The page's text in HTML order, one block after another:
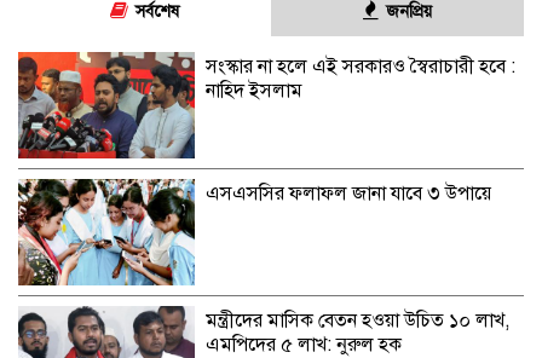
সর্বশেষ জনপ্রিয়
সংস্কার না হলে এই সরকারও স্বৈরাচারী হবে :
নাহিদ ইসলাম
এসএসসির ফলাফল জানা যাবে ৩ উপায়ে
মন্ত্রীদের মাসিক বেতন হওয়া উচিত ১০ লাখ,
এমপিদের ৫ লাখ: নুরুল হক